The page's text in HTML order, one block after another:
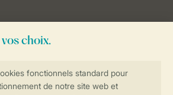
Center.